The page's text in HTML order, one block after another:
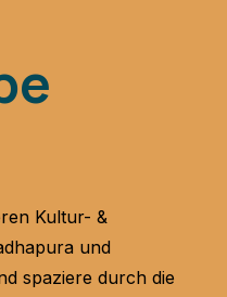
Kultur- &
und
spaziere durch die